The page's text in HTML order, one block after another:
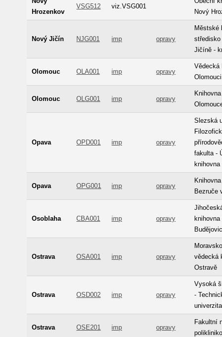
Hrozenkov
VSG512 viz.VSG001
Nový
Nový Jičín NJG001 imp opravy
Městské
Jičíně -
Olomouc OLA001 imp opravy
Vědecká
Olomouci
Olomouc OLG001 imp opravy
Opava OPD001 imp opravy
Slezská
fakulta -
Opava OPG001 imp opravy
Bezruče
Osoblaha CBA001 imp opravy
Ostrava OSA001 imp opravy
vědecká
Ostravě
Ostrava OSD002 imp opravy
Vysoká
-
Ostrava OSE201 imp opravy
Fakultní